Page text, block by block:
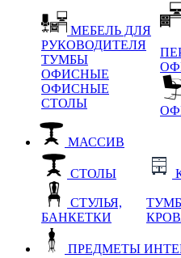
МЕБЕЛЬ ДЛЯ
РУКОВОДИТЕЛЯ
ТУМБЫ
ОФИСНЫЕ
ОФИСНЫЕ
СТОЛЫ
МАССИВ
СТОЛЫ
СТУЛЬЯ,
БАНКЕТКИ
ПРЕДМЕТЫ